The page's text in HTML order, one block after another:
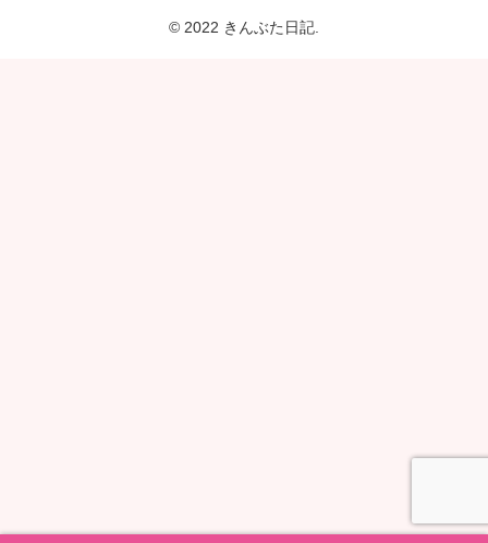
© 2022 きんぶた日記.